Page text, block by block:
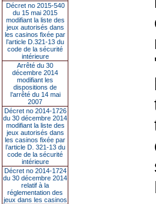
Décret no 2015-540
du 15 mai 2015
modifiant la liste des
jeux autorisés dans
les casinos fixée par
l’article D.321-13 du
code de la sécurité
intérieure
Arrêté du 30
décembre 2014
modifiant les
dispositions de
l’arrêté du 14 mai
2007
Décret no 2014-1726
du 30 décembre 2014
modifiant la liste des
jeux autorisés dans
les casinos fixée par
l’article D. 321-13 du
code de la sécurité
intérieure
Décret no 2014-1724
du 30 décembre 2014
relatif à la
réglementation des
jeux dans les casinos